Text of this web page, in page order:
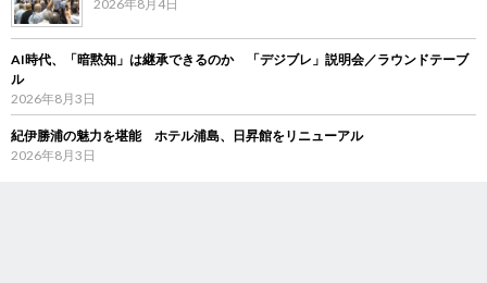
2026年8月4日
AI時代、「暗黙知」は継承できるのか 「デジブレ」説明会／ラウンドテーブ
ル
2026年8月3日
紀伊勝浦の魅力を堪能 ホテル浦島、日昇館をリニューアル
2026年8月3日